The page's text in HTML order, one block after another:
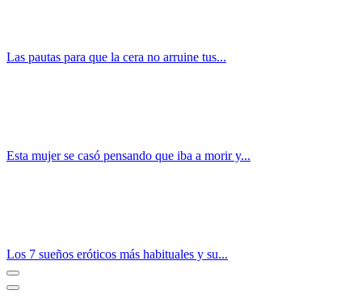
Las pautas para que la cera no arruine tus...
Esta mujer se casó pensando que iba a morir y...
Los 7 sueños eróticos más habituales y su...